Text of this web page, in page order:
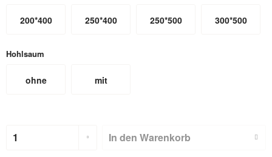
200*400 250*400 250*500 300*500
Hohlsaum
ohne
mit
In den Warenkorb